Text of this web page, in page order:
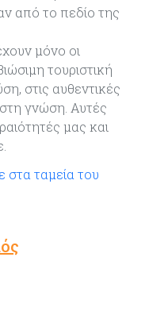
από το πεδίο της
μόνο οι
τουριστική
στις αυθεντικές
γνώση. Αυτές
μας και
στα ταμεία του